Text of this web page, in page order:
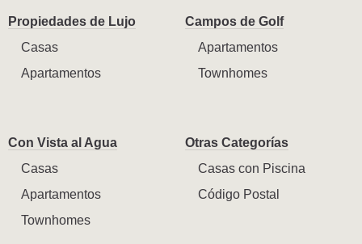
Propiedades de Lujo
Casas
Apartamentos
Campos de Golf
Apartamentos
Townhomes
Con Vista al Agua
Casas
Apartamentos
Townhomes
Otras Categorías
Casas con Piscina
Código Postal